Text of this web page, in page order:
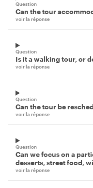
Question
Can the tour
voir la réponse
Question
Is it a walking tour, or
voir la réponse
Question
Can the tour be
voir la réponse
Question
Can we focus on a
desserts, street food,
voir la réponse